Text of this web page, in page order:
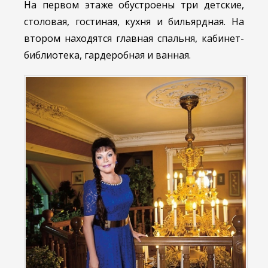
На первом этаже обустроены три детские,
столовая, гостиная, кухня и бильярдная. На
втором находятся главная спальня, кабинет-
библиотека, гардеробная и ванная.